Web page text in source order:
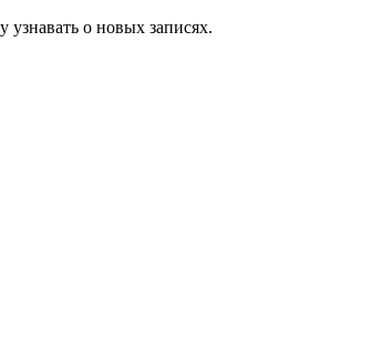
о новых записях.